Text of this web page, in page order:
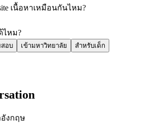
เนื้อหาเหมือนกันไหม?
ไหม?
สอบ เข้ามหาวิทยาลัย สำหรับเด็ก
งกฤษ